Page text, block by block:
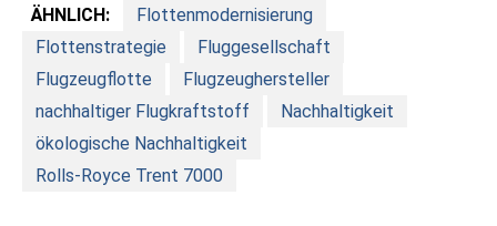
ÄHNLICH:
Flottenmodernisierung
Flottenstrategie
Fluggesellschaft
Flugzeugflotte
Flugzeughersteller
nachhaltiger Flugkraftstoff
Nachhaltigkeit
ökologische Nachhaltigkeit
Rolls-Royce Trent 7000